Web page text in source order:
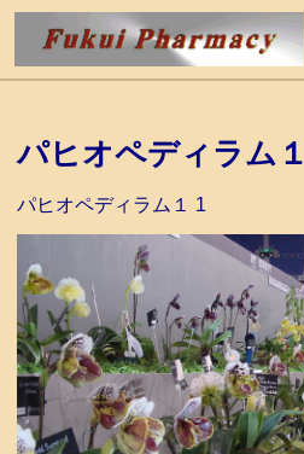
パヒオペディラム１
パヒオペディラム１ 1